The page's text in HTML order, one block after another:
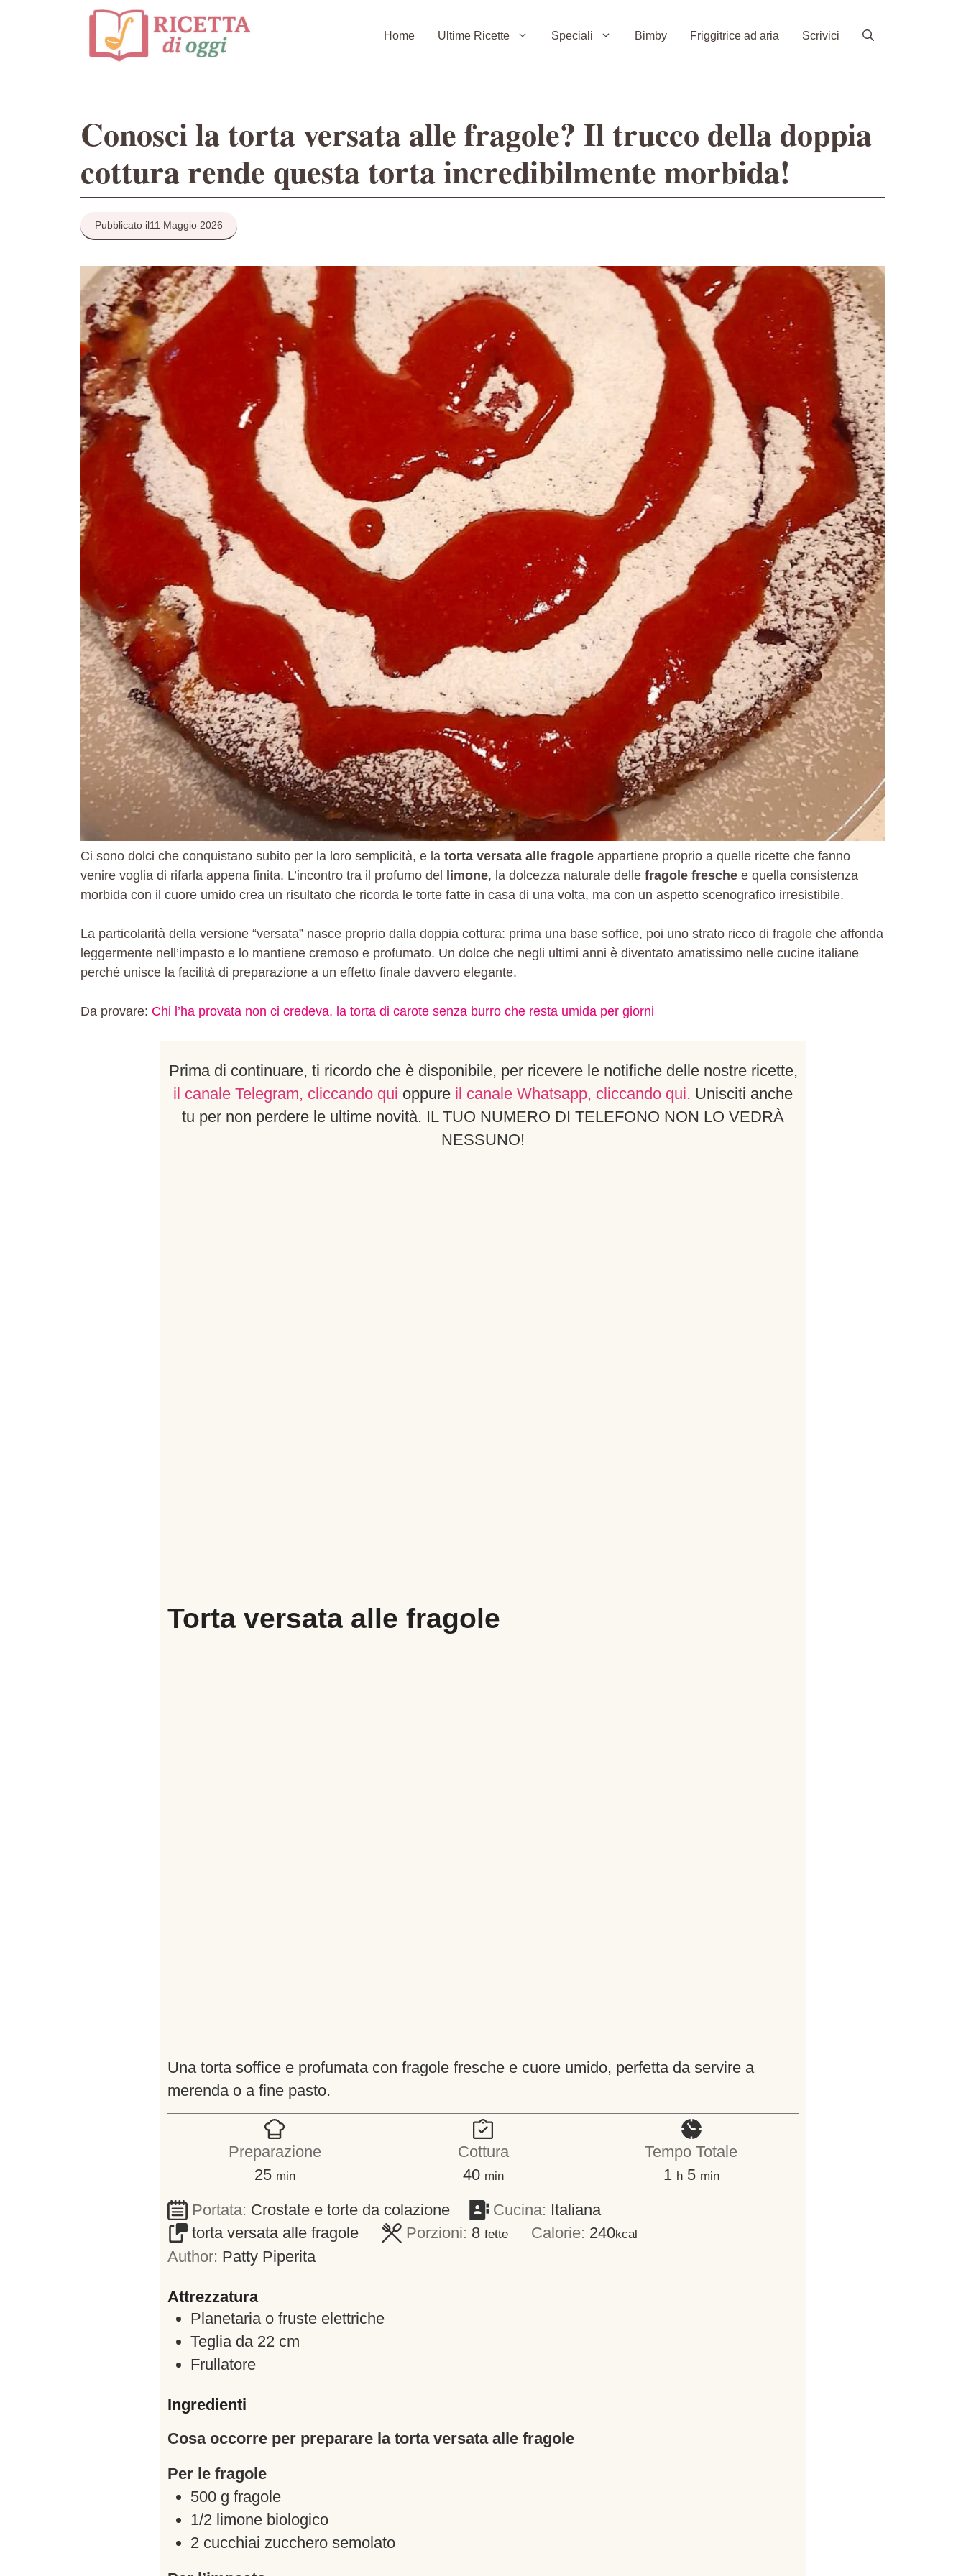
Home Ultime Ricette Speciali Bimby Friggitrice ad aria Scrivici
Conosci la torta versata alle fragole? Il trucco della doppia
cottura rende questa torta incredibilmente morbida!
Pubblicato il11 Maggio 2026
Ci sono dolci che conquistano subito per la loro semplicità, e la torta versata alle fragole appartiene proprio a quelle ricette che fanno
venire voglia di rifarla appena finita. L’incontro tra il profumo del
limone, la dolcezza naturale delle fragole fresche e quella consistenza
morbida con il cuore umido crea un risultato che ricorda le torte fatte in casa di una volta, ma con un aspetto scenografico irresistibile.
La particolarità della versione “versata” nasce proprio dalla doppia cottura: prima una base soffice, poi uno strato ricco di fragole che affonda
leggermente nell’impasto e lo mantiene cremoso e profumato. Un dolce che negli ultimi anni è diventato amatissimo nelle cucine italiane
perché unisce la facilità di preparazione a un effetto finale davvero elegante.
Da provare: Chi l’ha provata non ci credeva, la torta di carote senza burro che resta umida per giorni
Prima di continuare, ti ricordo che è disponibile, per ricevere le notifiche delle nostre ricette,
il canale Telegram, cliccando qui oppure il canale Whatsapp, cliccando qui. Unisciti anche
tu per non perdere le ultime novità. IL TUO NUMERO DI TELEFONO NON LO VEDRÀ
NESSUNO!
Torta versata alle fragole
Una torta soffice e profumata con fragole fresche e cuore umido, perfetta da servire a
merenda o a fine pasto.
Preparazione
25minuti
min
Cottura
40minuti
min
Tempo Totale
1ora
h 5minuti
min
Portata: Crostate e torte da colazione Cucina: Italiana
torta versata alle fragole
Porzioni: 8 fette Calorie: 240kcal
Author: Patty Piperita
Attrezzatura
Planetaria o fruste elettriche
Teglia da 22 cm
Frullatore
Ingredienti
Cosa occorre per preparare la torta versata alle fragole
Per le fragole
500 g fragole
1/2 limone biologico
2 cucchiai zucchero semolato